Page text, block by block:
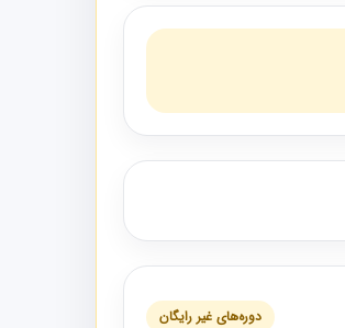
دوره‌های غیر رایگان